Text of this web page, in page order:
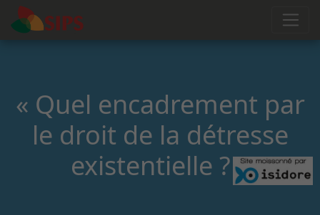
« Quel encadrement par
le droit de la détresse
existentielle ? »